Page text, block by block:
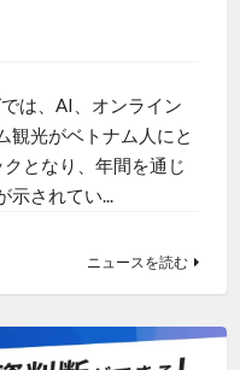
は、AI、オンライン
観光がベトナム人にと
となり、年間を通じ
示されてい...
ニュースを読む